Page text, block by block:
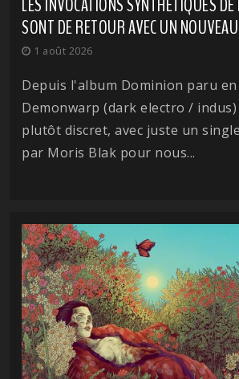
SONT DE RETOUR AVEC UN
1 août 2026
Depuis l'album Dominion paru en
Demonwarp (dark electro /
plutôt discret, avec juste un
par Moris Blak pour nous...